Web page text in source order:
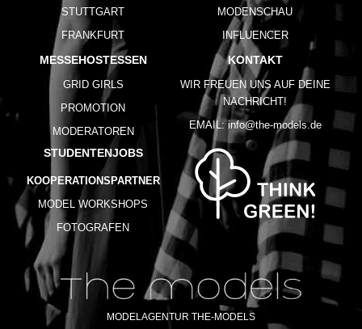
STUTTGART
FRANKFURT
MODENSCHAU
INFLUENCER
MESSEHOSTESSEN
GRID GIRLS
PROMOTION
MODERATOREN
STUDENTENJOBS
KOOPERATIONSPARTNER
MODEL WORKSHOPS
FOTOGRAFEN
KONTAKT
WIR FREUEN UNS AUF DEINE
NACHRICHT!
EMAIL: info@the-models.de
MODELAGENTUR THE-MODELS